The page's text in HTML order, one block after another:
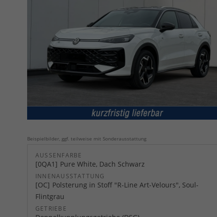
Beispielbilder, ggf. teilweise mit Sonderausstattung
AUSSENFARBE
0QA1 Pure White, Dach Schwarz
INNENAUSSTATTUNG
OC
Polsterung in Stoff "R-Line Art-Velours", Soul-
Flintgrau
GETRIEBE